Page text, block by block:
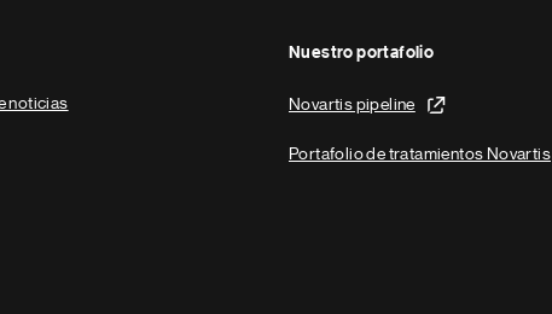
noticias
Nuestro portafolio
Novartis pipeline
Portafolio de tratamientos Novartis